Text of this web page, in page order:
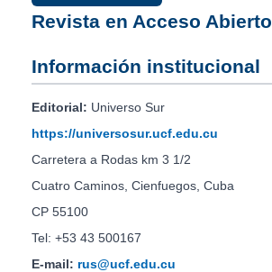
Revista en Acceso Abierto
Información institucional
Editorial: Universo Sur
https://universosur.ucf.edu.cu
Carretera a Rodas km 3 1/2
Cuatro Caminos, Cienfuegos, Cuba
CP 55100
Tel: +53 43 500167
E-mail: rus@ucf.edu.cu